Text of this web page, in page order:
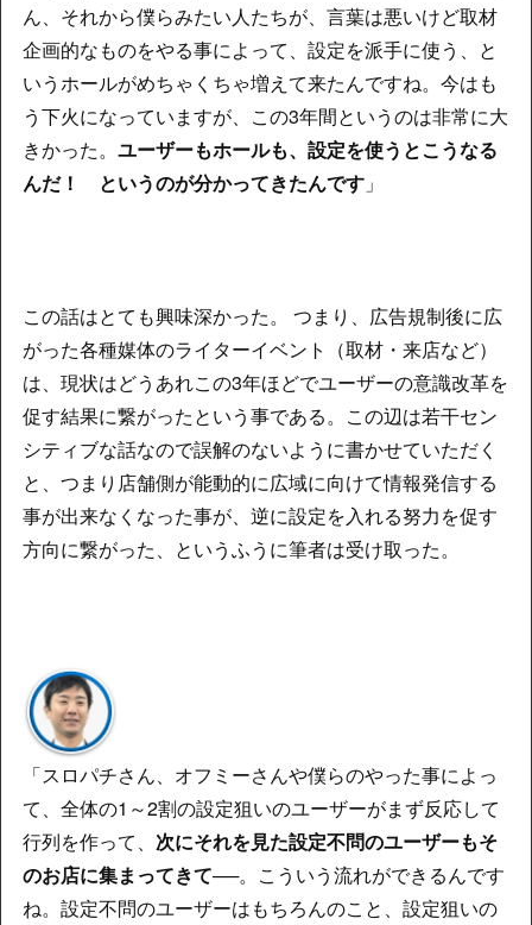
ん、それから僕らみたい人たちが、言葉は悪いけど取材
企画的なものをやる事によって、設定を派手に使う、と
いうホールがめちゃくちゃ増えて来たんですね。今はも
う下火になっていますが、この3年間というのは非常に大
きかった。 ユーザーもホールも、設定を使うとこうなる
んだ！ というのが分かってきたんです」
この話はとても興味深かった。 つまり、広告規制後に広
がった各種媒体のライターイベント（取材・来店など）
は、現状はどうあれこの3年ほどでユーザーの意識改革を
促す結果に繋がったという事である。この辺は若干セン
シティブな話なので誤解のないように書かせていただく
と、つまり店舗側が能動的に広域に向けて情報発信する
事が出来なくなった事が、逆に設定を入れる努力を促す
方向に繋がった、というふうに筆者は受け取った。
「スロパチさん、オフミーさんや僕らのやった事によっ
て、全体の1～2割の設定狙いのユーザーがまず反応して
行列を作って、 次にそれを見た設定不問のユーザーもそ
のお店に集まってきて──。こういう流れができるんです
ね。設定不問のユーザーはもちろんのこと、設定狙いの